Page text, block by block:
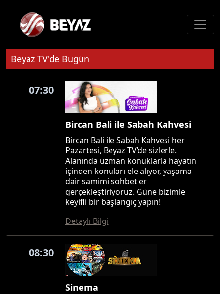
Beyaz TV'de Bugün
07:30
Bircan Bali ile Sabah Kahvesi
Bircan Bali ile Sabah Kahvesi her
Pazartesi, Beyaz TV’de sizlerle.
Alanında uzman konuklarla hayatın
içinden konuları ele alıyor, yaşama
dair samimi sohbetler
gerçekleştiriyoruz. Güne bizimle
keyifli bir başlangıç yapın!
Detaylı Bilgi
08:30
Sinema